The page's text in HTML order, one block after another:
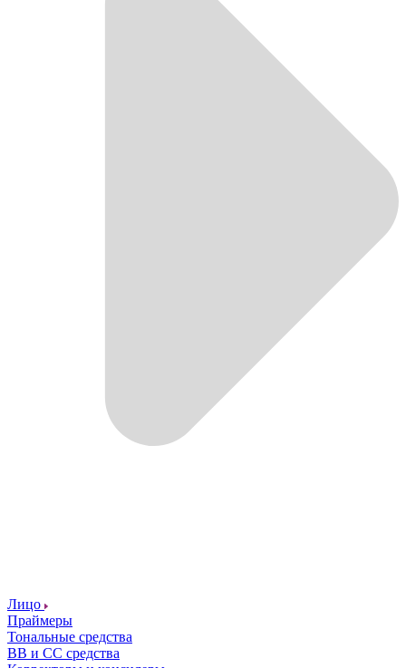
Лицо
Праймеры
Тональные средства
ВВ и СС средства